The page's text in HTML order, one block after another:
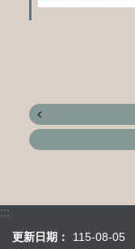
:::
更新日期：
115-08-05